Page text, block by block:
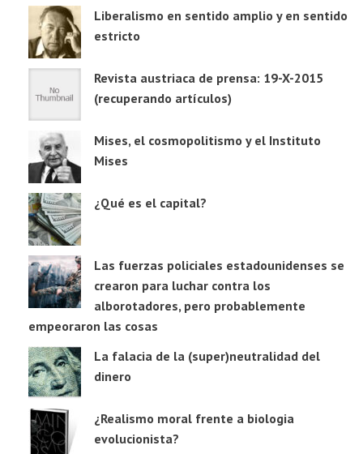
Liberalismo en sentido amplio y en sentido
estricto
Revista austriaca de prensa: 19-X-2015
(recuperando artículos)
Mises, el cosmopolitismo y el Instituto
Mises
¿Qué es el capital?
Las fuerzas policiales estadounidenses se
crearon para luchar contra los
alborotadores, pero probablemente
empeoraron las cosas
La falacia de la (super)neutralidad del
dinero
¿Realismo moral frente a biologia
evolucionista?